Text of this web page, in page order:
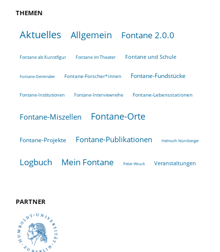
THEMEN
Aktuelles Allgemein Fontane 2.0.0
Fontane als Kunstfigur Fontane im Theater Fontane und Schule
Fontane-Denkmäler Fontane-Forscher*innen Fontane-Fundstücke
Fontane-Institutionen Fontane-Interviewreihe Fontane-Lebensstationen
Fontane-Miszellen Fontane-Orte
Fontane-Projekte Fontane-Publikationen Helmuth Nürnberger
Logbuch Mein Fontane Peter Wruck Veranstaltungen
PARTNER